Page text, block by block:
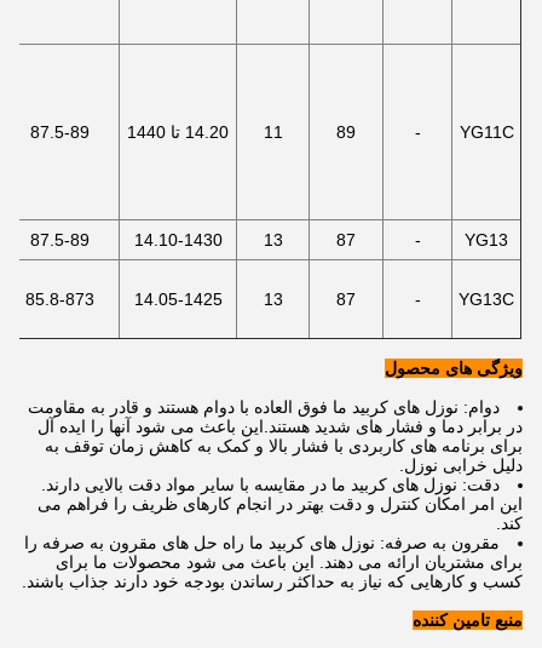
YG11C
-
89
11 14.20 تا 1440 87.5-89
YG13
-
87
13
14.10-1430
87.5-89
YG13C
-
87
13
14.05-1425
85.8-873
ویژگی های محصول
دوام: نوزل های کربید ما فوق العاده با دوام هستند و قادر به مقاومت
در برابر دما و فشار های شدید هستند.این باعث می شود آنها را ایده آل
برای برنامه های کاربردی با فشار بالا و کمک به کاهش زمان توقف به
دلیل خرابی نوزل.
دقت: نوزل های کربید ما در مقایسه با سایر مواد دقت بالایی دارند.
این امر امکان کنترل و دقت بهتر در انجام کارهای ظریف را فراهم می
کند.
مقرون به صرفه: نوزل های کربید ما راه حل های مقرون به صرفه را
برای مشتریان ارائه می دهند. این باعث می شود محصولات ما برای
کسب و کارهایی که نیاز به حداکثر رساندن بودجه خود دارند جذاب باشند.
منبع تامین کننده